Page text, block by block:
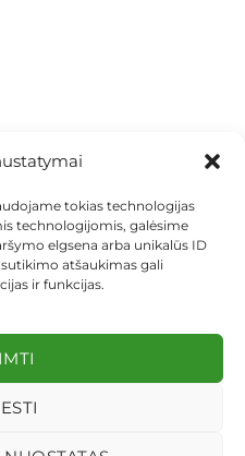
tokias technologijas
technologijomis, galėsime
elgsena arba unikalūs ID
atšaukimas gali
ir funkcijas.
PRIVATUMO POLITIKA
2026 ©dekosodas.lt